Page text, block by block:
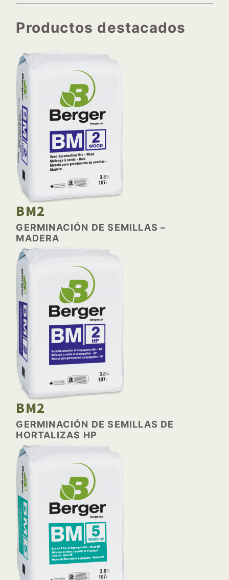
Productos destacados
BM2
GERMINACIÓN DE SEMILLAS –
MADERA
BM2
GERMINACIÓN DE SEMILLAS DE
HORTALIZAS HP